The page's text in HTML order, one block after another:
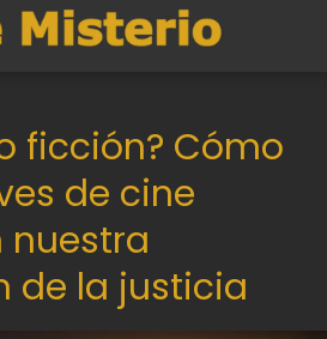
ficción? Cómo
de cine
nuestra
de la justicia